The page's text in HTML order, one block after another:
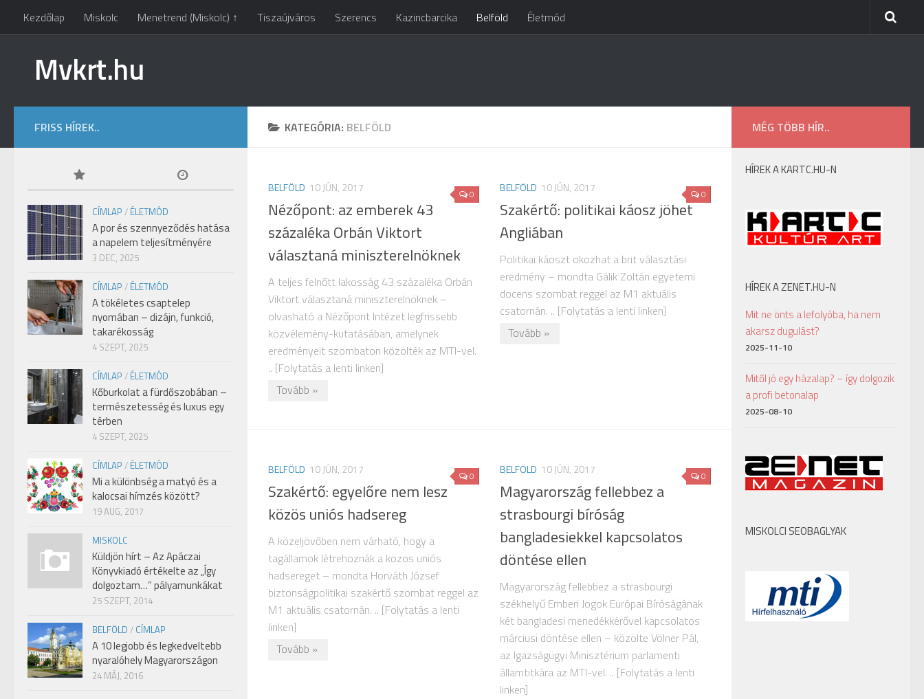
Kezdőlap Miskolc Menetrend (Miskolc) ↑ Tiszaújváros Szerencs Kazincbarcika Belföld Életmód
Mvkrt.hu
KATEGÓRIA: BELFÖLD
0
BELFÖLD 10 JÚN, 2017
Nézőpont: az emberek 43
százaléka Orbán Viktort
választaná miniszterelnöknek
A teljes felnőtt lakosság 43 százaléka Orbán
Viktort választaná miniszterelnöknek –
olvasható a Nézőpont Intézet legfrissebb
közvélemény-kutatásában, amelynek
eredményeit szombaton közölték az MTI-vel.
.. [Folytatás a lenti linken]
Tovább »
0
BELFÖLD 10 JÚN, 2017
Szakértő: politikai káosz jöhet
Angliában
Politikai káoszt okozhat a brit választási
eredmény – mondta Gálik Zoltán egyetemi
docens szombat reggel az M1 aktuális
csatornán. .. [Folytatás a lenti linken]
Tovább »
0
BELFÖLD 10 JÚN, 2017
Szakértő: egyelőre nem lesz
közös uniós hadsereg
A közeljövőben nem várható, hogy a
tagállamok létrehoznák a közös uniós
hadsereget – mondta Horváth József
biztonságpolitikai szakértő szombat reggel az
M1 aktuális csatornán. .. [Folytatás a lenti
linken]
Tovább »
0
BELFÖLD 10 JÚN, 2017
Magyarország fellebbez a
strasbourgi bíróság
bangladesiekkel kapcsolatos
döntése ellen
Magyarország fellebbez a strasbourgi
székhelyű Emberi Jogok Európai Bíróságának
két bangladesi menedékkérővel kapcsolatos
márciusi döntése ellen – közölte Völner Pál,
az Igazságügyi Minisztérium parlamenti
államtitkára az MTI-vel. .. [Folytatás a lenti
linken]
FRISS HÍREK..
CÍMLAP / ÉLETMÓD
A por és szennyeződés hatása
a napelem teljesítményére
3 DEC, 2025
CÍMLAP / ÉLETMÓD
A tökéletes csaptelep
nyomában – dizájn, funkció,
takarékosság
4 SZEPT, 2025
CÍMLAP / ÉLETMÓD
Kőburkolat a fürdőszobában –
természetesség és luxus egy
térben
4 SZEPT, 2025
CÍMLAP / ÉLETMÓD
Mi a különbség a matyó és a
kalocsai hímzés között?
19 AUG, 2017
MISKOLC
Küldjön hírt – Az Apáczai
Könyvkiadó értékelte az „Így
dolgoztam…” pályamunkákat
25 SZEPT, 2014
BELFÖLD / CÍMLAP
A 10 legjobb és legkedveltebb
nyaralóhely Magyarországon
24 MÁJ, 2016
MÉG TÖBB HÍR..
HÍREK A KARTC.HU-N
HÍREK A ZENET.HU-N
Mit ne önts a lefolyóba, ha nem
akarsz dugulást?
2025-11-10
Mitől jó egy házalap? – így dolgozik
a profi betonalap
2025-08-10
MISKOLCI SEOBAGLYAK